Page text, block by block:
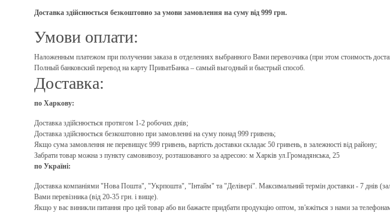
Доставка здійснюється безкоштовно за умови замовлення на суму від 999 грн.
Умови оплати:
Наложенным платежом при получении заказа в отделениях выбранного Вами перевозчика (при этом стоимость
Полный банковский перевод на карту ПриватБанка – самый выгодный и быстрый способ.
Доставка:
по Харкову:
Доставка здійснюється протягом 1-2 робочих днів;
Доставка здійснюється безкоштовно при замовленні на суму понад 999 гривень;
Якщо сума замовлення не перевищує 999 гривень, вартість доставки складає 50 гривень, в залежності від району;
Забрати товар можна з пункту самовивозу, розташованого за адресою: м Харків ул.Громадянська, 25
по Україні:
Доставка компаніями "Нова Пошта", "Укрпошта", "Інтайм" та "Делівері". Максимальний термін доставки - 7 днів
Вами перевізника (від 20-35 грн. і вище).
Якщо у вас виникли питання про цей товар або ви бажаєте придбати продукцію оптом, зв'яжіться з нами за